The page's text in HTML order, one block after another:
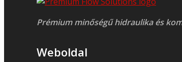
Prémium minőségű hidraulika és
Weboldal